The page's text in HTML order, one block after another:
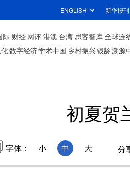
ENGLISH 新华报刊
际 财经 网评 港澳 台湾 思客智库 全球连
数字经济学术中国 乡村振兴银龄溯源
初夏贺
字体： 小 中 大 分